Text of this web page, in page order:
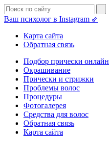
Ваш психолог в Instagram ⇙
Карта сайта
Обратная связь
Подбор прически онлайн
Окрашивание
Прически и стрижки
Проблемы волос
Процедуры
Фотогалерея
Средства для волос
Обратная связь
Карта сайта